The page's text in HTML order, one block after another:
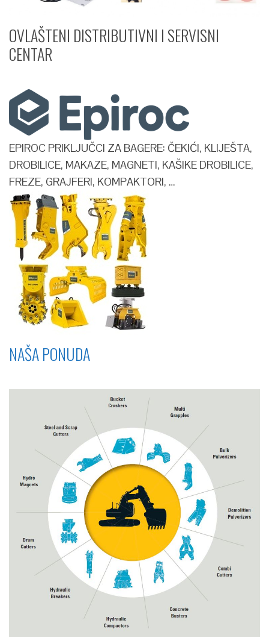
OVLAŠTENI DISTRIBUTIVNI I SERVISNI
CENTAR​
EPIROC PRIKLJUČCI ZA BAGERE: ČEKIĆI, KLIJEŠTA,
DROBILICE, MAKAZE, MAGNETI, KAŠIKE DROBILICE,
FREZE, GRAJFERI, KOMPAKTORI, …
NAŠA PONUDA